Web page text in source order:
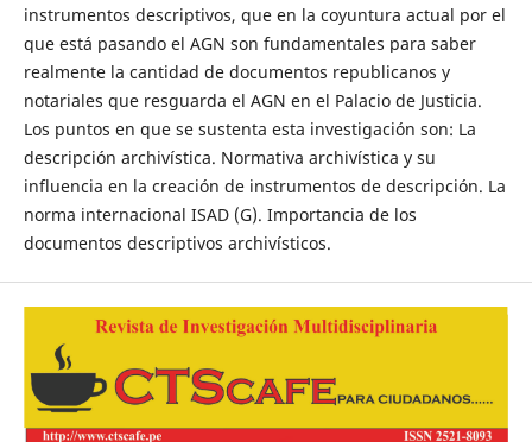
instrumentos descriptivos, que en la coyuntura actual por el
que está pasando el AGN son fundamentales para saber
realmente la cantidad de documentos republicanos y
notariales que resguarda el AGN en el Palacio de Justicia.
Los puntos en que se sustenta esta investigación son: La
descripción archivística. Normativa archivística y su
influencia en la creación de instrumentos de descripción. La
norma internacional ISAD (G). Importancia de los
documentos descriptivos archivísticos.